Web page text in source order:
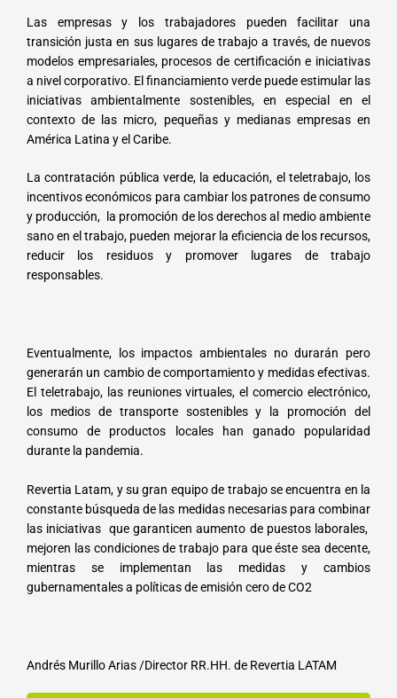
Las empresas y los trabajadores pueden facilitar una
transición justa en sus lugares de trabajo a través, de nuevos
modelos empresariales, procesos de certificación e iniciativas
a nivel corporativo. El financiamiento verde puede estimular las
iniciativas ambientalmente sostenibles, en especial en el
contexto de las micro, pequeñas y medianas empresas en
América Latina y el Caribe.
La contratación pública verde, la educación, el teletrabajo, los
incentivos económicos para cambiar los patrones de consumo
y producción, la promoción de los derechos al medio ambiente
sano en el trabajo, pueden mejorar la eficiencia de los recursos,
reducir los residuos y promover lugares de trabajo
responsables.
Eventualmente, los impactos ambientales no durarán pero
generarán un cambio de comportamiento y medidas efectivas.
El teletrabajo, las reuniones virtuales, el comercio electrónico,
los medios de transporte sostenibles y la promoción del
consumo de productos locales han ganado popularidad
durante la pandemia.
Revertia Latam, y su gran equipo de trabajo se encuentra en la
constante búsqueda de las medidas necesarias para combinar
las iniciativas que garanticen aumento de puestos laborales,
mejoren las condiciones de trabajo para que éste sea decente,
mientras se implementan las medidas y cambios
gubernamentales a políticas de emisión cero de CO2
Andrés Murillo Arias /Director RR.HH. de Revertia LATAM